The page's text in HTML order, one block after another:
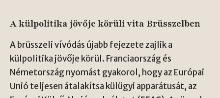
A külpolitika jövője körüli vita Brüsszelben
A brüsszeli vívódás újabb fejezete zajlik a
külpolitika jövője körül. Franciaország és
Németország nyomást gyakorol, hogy az Európai
Unió teljesen átalakítsa külügyi apparátusát, az